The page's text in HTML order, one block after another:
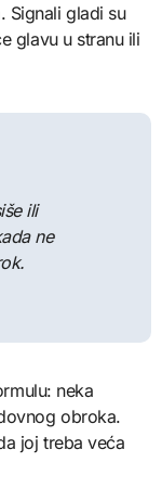
Signali gladi su
glavu u stranu ili
ili
ne
neka
obroka.
joj treba veća